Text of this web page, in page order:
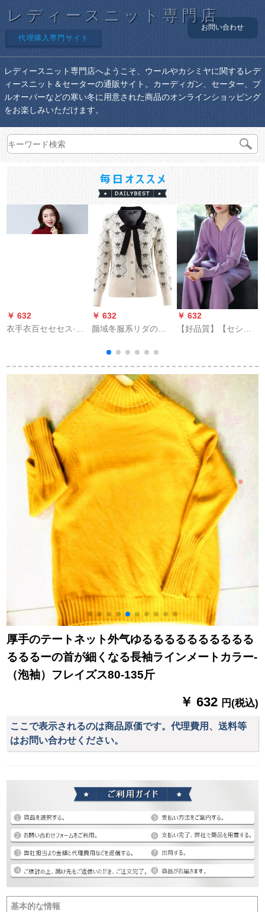
レディースニット専門店
代理購入専門サイト
お問い合わせ
レディースニット専門店へようこそ、ウールやカシミヤに関するレデ
ィースニット＆セーターの通販サイト。カーディガン、セーター、プ
ルオーバーなどの寒い冬に用意された商品のオンラインショッピング
をお楽しみいただけます。
￥ 632
衣手衣百セセセス·テ
ト付ポルックス2019
2019秋冬新着ドレッ
ク长袖甘洋气服yse
718赤いテネットの提
￥ 632
颜域冬服系リダの小
着品复古直筒气质着
回せせせせセタジッ
トカラーL/40
￥ 632
【好品質】【セシル
+ワイドパンツ2点セ
クト2 XL(アウトレッ
ト2 XL)
厚手のテートネット外气ゆるるるるるるるるるる
るるるーの首が細くなる長袖ラインメートカラー-
（泡袖）フレイズス80-135斤
￥ 632 円(税込)
ここで表示されるのは商品原価です。代理費用、送料等
はお問い合わせください。
基本的な情報